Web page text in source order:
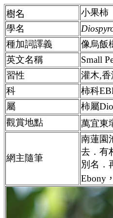
樹名
小果柿
學名
種加詞譯義
像烏飯
英文名稱
Small
習性
灌木,
科
柿科
屬
柿屬
觀賞地點
萬宜東
網主隨筆
南蓮園
去．有
別名．
Ebony